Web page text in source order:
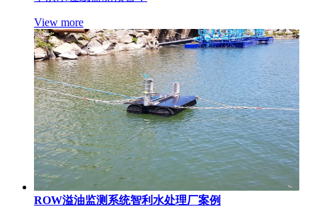
View more
ROW溢油监测系统智利水处理厂案例